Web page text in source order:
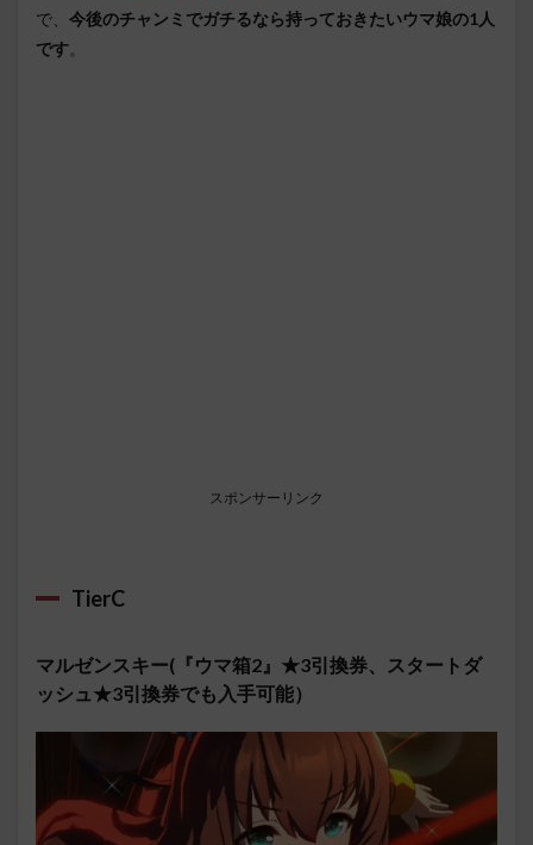
で、 今後のチャンミでガチるなら持っておきたいウマ娘の1人
です。
スポンサーリンク
TierC
マルゼンスキー(『ウマ箱2』★3引換券、スタートダ
ッシュ★3引換券でも入手可能）